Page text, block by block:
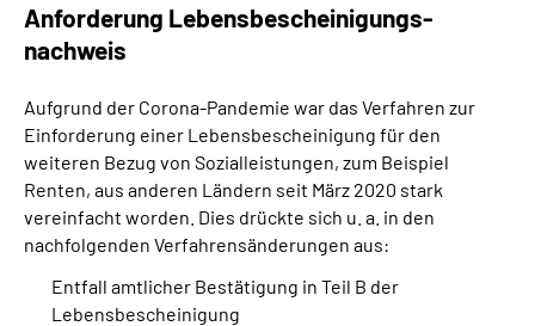
Anforderung Lebensbescheinigungs-
nachweis
Aufgrund der Corona-Pandemie war das Verfahren zur
Einforderung einer Lebensbescheinigung für den
weiteren Bezug von Sozialleistungen, zum Beispiel
Renten, aus anderen Ländern seit März 2020 stark
vereinfacht worden. Dies drückte sich u. a. in den
nachfolgenden Verfahrensänderungen aus:
Entfall amtlicher Bestätigung in Teil B der
Lebensbescheinigung